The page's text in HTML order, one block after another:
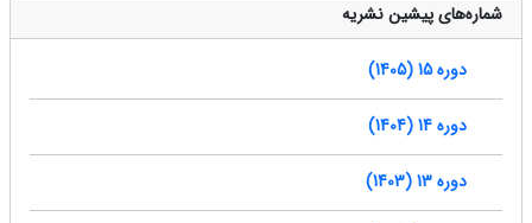
شماره‌های پیشین نشریه
دوره 15 (1405)
دوره 14 (1404)
دوره 13 (1403)